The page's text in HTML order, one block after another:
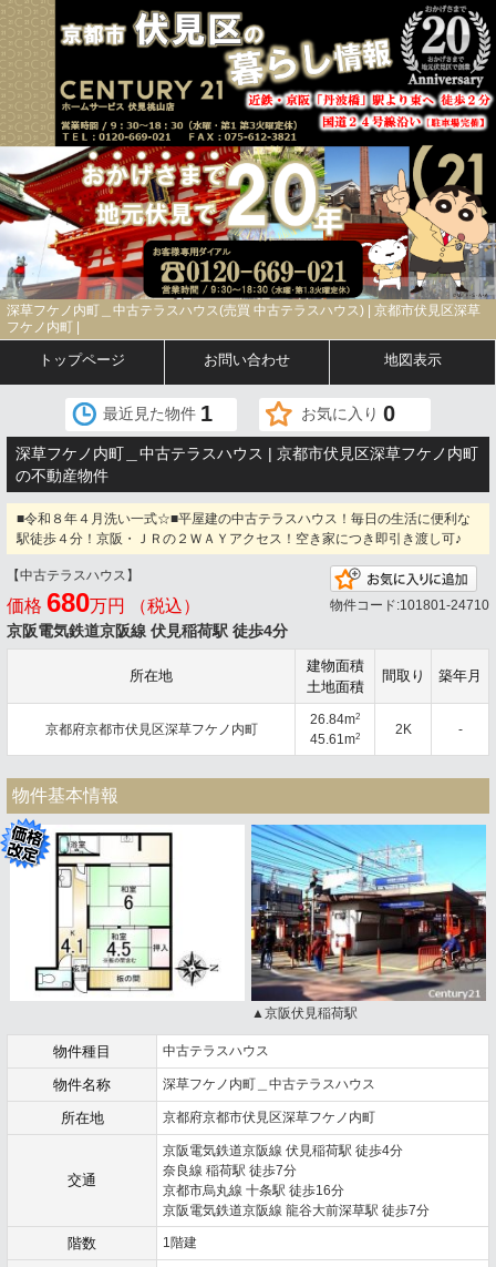
深草フケノ内町＿中古テラスハウス(売買 中古テラスハウス) | 京都市伏見区深草
フケノ内町 |
トップページ お問い合わせ 地図表示
最近見た物件 1 お気に入り 0
深草フケノ内町＿中古テラスハウス | 京都市伏見区深草フケノ内町
の不動産物件
■令和８年４月洗い一式☆■平屋建の中古テラスハウス！毎日の生活に便利な
駅徒歩４分！京阪・ＪＲの２ＷＡＹアクセス！空き家につき即引き渡し可♪
【中古テラスハウス】
価格 680万円 （税込）
京阪電気鉄道京阪線 伏見稲荷駅 徒歩4分
物件コード:101801-24710
所在地
建物面積
土地面積
間取り 築年月
京都府京都市伏見区深草フケノ内町
26.84m2
45.61m2 2K -
物件基本情報
▲京阪伏見稲荷駅
物件種目 中古テラスハウス
物件名称 深草フケノ内町＿中古テラスハウス
所在地 京都府京都市伏見区深草フケノ内町
交通
京阪電気鉄道京阪線 伏見稲荷駅 徒歩4分
奈良線 稲荷駅 徒歩7分
京都市烏丸線 十条駅 徒歩16分
京阪電気鉄道京阪線 龍谷大前深草駅 徒歩7分
階数 1階建